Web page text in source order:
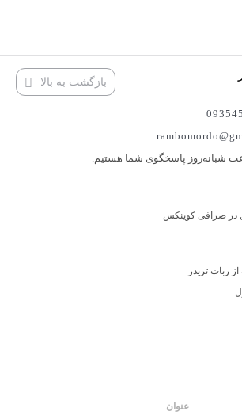
بازگشت به بالا
در صرافی کوینکس
ربات تریدر
عنوان